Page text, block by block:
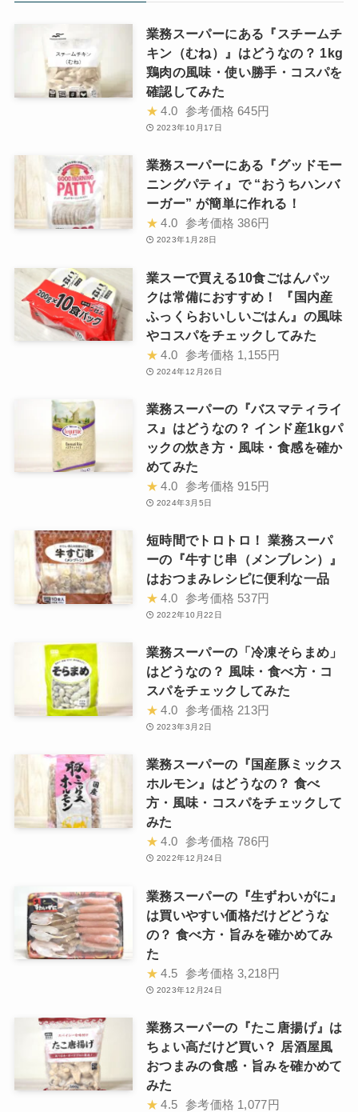
業務スーパーにある『スチームチ
キン（むね）』はどうなの？ 1kg
鶏肉の風味・使い勝手・コスパを
確認してみた
★ 4.0 参考価格 645円
2023年10月17日
業務スーパーにある『グッドモー
ニングパティ』で “おうちハンバ
ーガー” が簡単に作れる！
★ 4.0 参考価格 386円
2023年1月28日
業スーで買える10食ごはんパッ
クは常備におすすめ！ 『国内産
ふっくらおいしいごはん』の風味
やコスパをチェックしてみた
★ 4.0 参考価格 1,155円
2024年12月26日
業務スーパーの『バスマティライ
ス』はどうなの？ インド産1kgパ
ックの炊き方・風味・食感を確か
めてみた
★ 4.0 参考価格 915円
2024年3月5日
短時間でトロトロ！ 業務スーパ
ーの『牛すじ串（メンブレン）』
はおつまみレシピに便利な一品
★ 4.0 参考価格 537円
2022年10月22日
業務スーパーの「冷凍そらまめ」
はどうなの？ 風味・食べ方・コ
スパをチェックしてみた
★ 4.0 参考価格 213円
2023年3月2日
業務スーパーの『国産豚ミックス
ホルモン』はどうなの？ 食べ
方・風味・コスパをチェックして
みた
★ 4.0 参考価格 786円
2022年12月24日
業務スーパーの『生ずわいがに』
は買いやすい価格だけどどうな
の？ 食べ方・旨みを確かめてみ
た
★ 4.5 参考価格 3,218円
2023年12月24日
業務スーパーの『たこ唐揚げ』は
ちょい高だけど買い？ 居酒屋風
おつまみの食感・旨みを確かめて
みた
★ 4.5 参考価格 1,077円